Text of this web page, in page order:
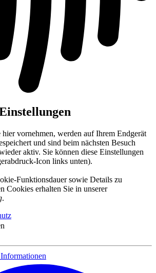
vornehmen, werden auf Ihrem Endgerät
und sind beim nächsten Besuch
aktiv. Sie können diese Einstellungen
Icon links unten).
Funktionsdauer sowie Details zu
Cookies erhalten Sie in unserer
.